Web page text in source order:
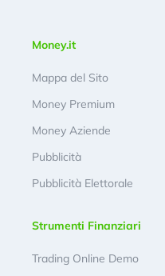
Money.it
Mappa del Sito
Money Premium
Money Aziende
Pubblicità
Pubblicità Elettorale
Strumenti Finanziari
Trading Online Demo